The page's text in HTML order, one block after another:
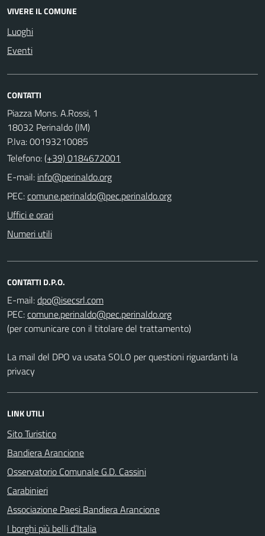
VIVERE IL COMUNE
Luoghi
Eventi
CONTATTI
Piazza Mons. A.Rossi, 1
18032 Perinaldo (IM)
P.Iva: 00193210085
Telefono:(+39) 0184672001
E-mail:
PEC:
Uffici e orari
Numeri utili
CONTATTI D.P.O.
E-mail:
PEC:
(per comunicare con il titolare del trattamento)
La mail del DPO va usata SOLO per questioni riguardanti la
privacy
LINK UTILI
Sito Turistico
Bandiera Arancione
Osservatorio Comunale G.D. Cassini
Carabinieri
Associazione Paesi Bandiera Arancione
I borghi più belli d’Italia